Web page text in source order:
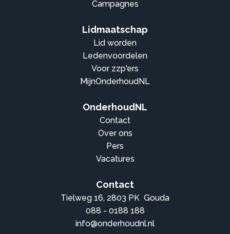
Campagnes
Lidmaatschap
Lid worden
Ledenvoordelen
Voor zzp'ers
MijnOnderhoudNL
OnderhoudNL
Contact
Over ons
Pers
Vacatures
Contact
Tielweg 16, 2803 PK Gouda
088 - 0188 188
info@onderhoudnl.nl